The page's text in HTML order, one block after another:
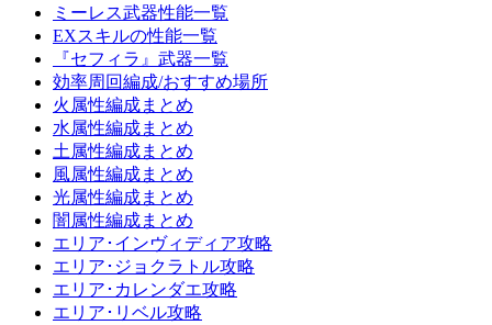
ミーレス武器性能一覧
EXスキルの性能一覧
『セフィラ』武器一覧
効率周回編成/おすすめ場所
火属性編成まとめ
水属性編成まとめ
土属性編成まとめ
風属性編成まとめ
光属性編成まとめ
闇属性編成まとめ
エリア･インヴィディア攻略
エリア･ジョクラトル攻略
エリア･カレンダエ攻略
エリア･リベル攻略